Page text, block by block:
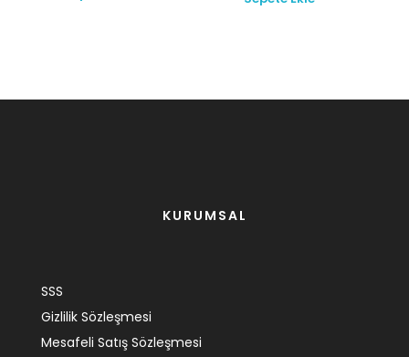
KURUMSAL
SSS
Gizlilik Sözleşmesi
Mesafeli Satış Sözleşmesi